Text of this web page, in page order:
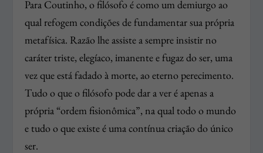
Para Coutinho, o filósofo é como um demiurgo ao
qual refogem condições de fundamentar sua própria
metafísica. Razão lhe assiste a sempre insistir no
caráter triste, elegíaco, imanente e fugaz do ser, uma
vez que está fadado à morte, ao eterno perecimento.
Tudo o que o filósofo pode dar a ver é apenas a
própria “ordem fisionômica”, na qual todo o mundo
e tudo o que existe é uma contínua criação do único
ser.